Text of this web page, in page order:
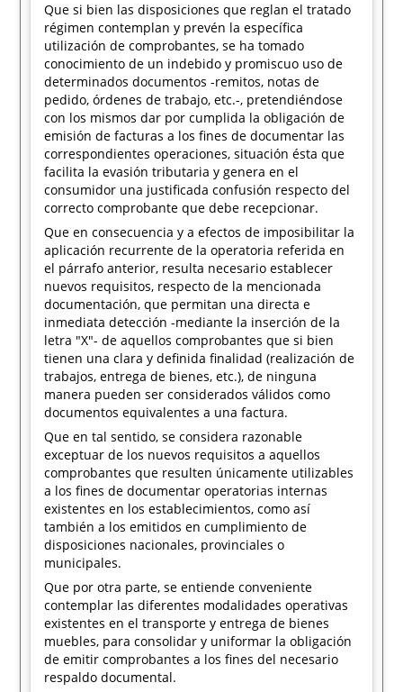
Que si bien las disposiciones que reglan el tratado
régimen contemplan y prevén la específica
utilización de comprobantes, se ha tomado
conocimiento de un indebido y promiscuo uso de
determinados documentos -remitos, notas de
pedido, órdenes de trabajo, etc.-, pretendiéndose
con los mismos dar por cumplida la obligación de
emisión de facturas a los fines de documentar las
correspondientes operaciones, situación ésta que
facilita la evasión tributaria y genera en el
consumidor una justificada confusión respecto del
correcto comprobante que debe recepcionar.
Que en consecuencia y a efectos de imposibilitar la
aplicación recurrente de la operatoria referida en
el párrafo anterior, resulta necesario establecer
nuevos requisitos, respecto de la mencionada
documentación, que permitan una directa e
inmediata detección -mediante la inserción de la
letra "X"- de aquellos comprobantes que si bien
tienen una clara y definida finalidad (realización de
trabajos, entrega de bienes, etc.), de ninguna
manera pueden ser considerados válidos como
documentos equivalentes a una factura.
Que en tal sentido, se considera razonable
exceptuar de los nuevos requisitos a aquellos
comprobantes que resulten únicamente utilizables
a los fines de documentar operatorias internas
existentes en los establecimientos, como así
también a los emitidos en cumplimiento de
disposiciones nacionales, provinciales o
municipales.
Que por otra parte, se entiende conveniente
contemplar las diferentes modalidades operativas
existentes en el transporte y entrega de bienes
muebles, para consolidar y uniformar la obligación
de emitir comprobantes a los fines del necesario
respaldo documental.